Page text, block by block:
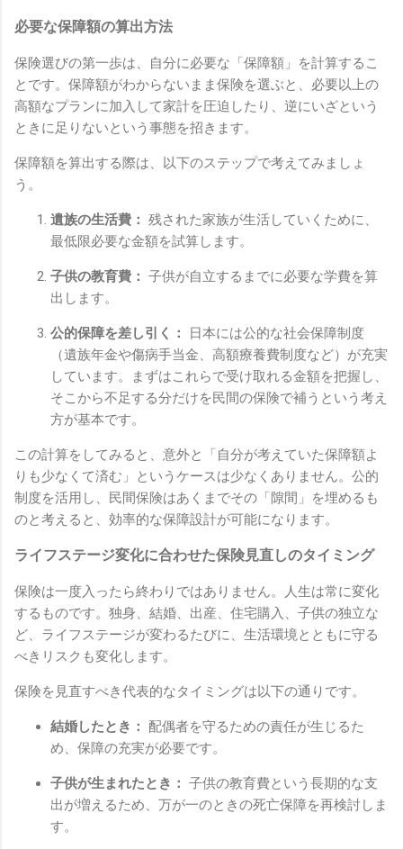
必要な保障額の算出方法
保険選びの第一歩は、自分に必要な「保障額」を計算するこ
とです。保障額がわからないまま保険を選ぶと、必要以上の
高額なプランに加入して家計を圧迫したり、逆にいざという
ときに足りないという事態を招きます。
保障額を算出する際は、以下のステップで考えてみましょ
う。
遺族の生活費： 残された家族が生活していくために、
最低限必要な金額を試算します。
子供の教育費： 子供が自立するまでに必要な学費を算
出します。
公的保障を差し引く：
日本には公的な社会保障制度
（遺族年金や傷病手当金、高額療養費制度など）が充実
しています。まずはこれらで受け取れる金額を把握し、
そこから不足する分だけを民間の保険で補うという考え
方が基本です。
この計算をしてみると、意外と「自分が考えていた保障額よ
りも少なくて済む」というケースは少なくありません。公的
制度を活用し、民間保険はあくまでその「隙間」を埋めるも
のと考えると、効率的な保障設計が可能になります。
ライフステージ変化に合わせた保険見直しのタイミング
保険は一度入ったら終わりではありません。人生は常に変化
するものです。独身、結婚、出産、住宅購入、子供の独立な
ど、ライフステージが変わるたびに、生活環境とともに守る
べきリスクも変化します。
保険を見直すべき代表的なタイミングは以下の通りです。
結婚したとき： 配偶者を守るための責任が生じるた
め、保障の充実が必要です。
子供が生まれたとき： 子供の教育費という長期的な支
出が増えるため、万が一のときの死亡保障を再検討しま
す。